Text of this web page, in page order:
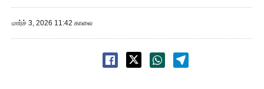
மார்ச் 3, 2026 11:42 காலை